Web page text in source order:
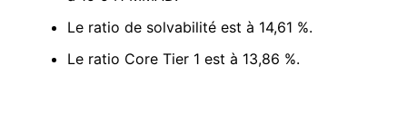
Le ratio de solvabilité est à 14,61 %.
Le ratio Core Tier 1 est à 13,86 %.